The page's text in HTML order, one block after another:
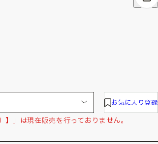
お気に入り登録
】」は現在販売を行っておりません。